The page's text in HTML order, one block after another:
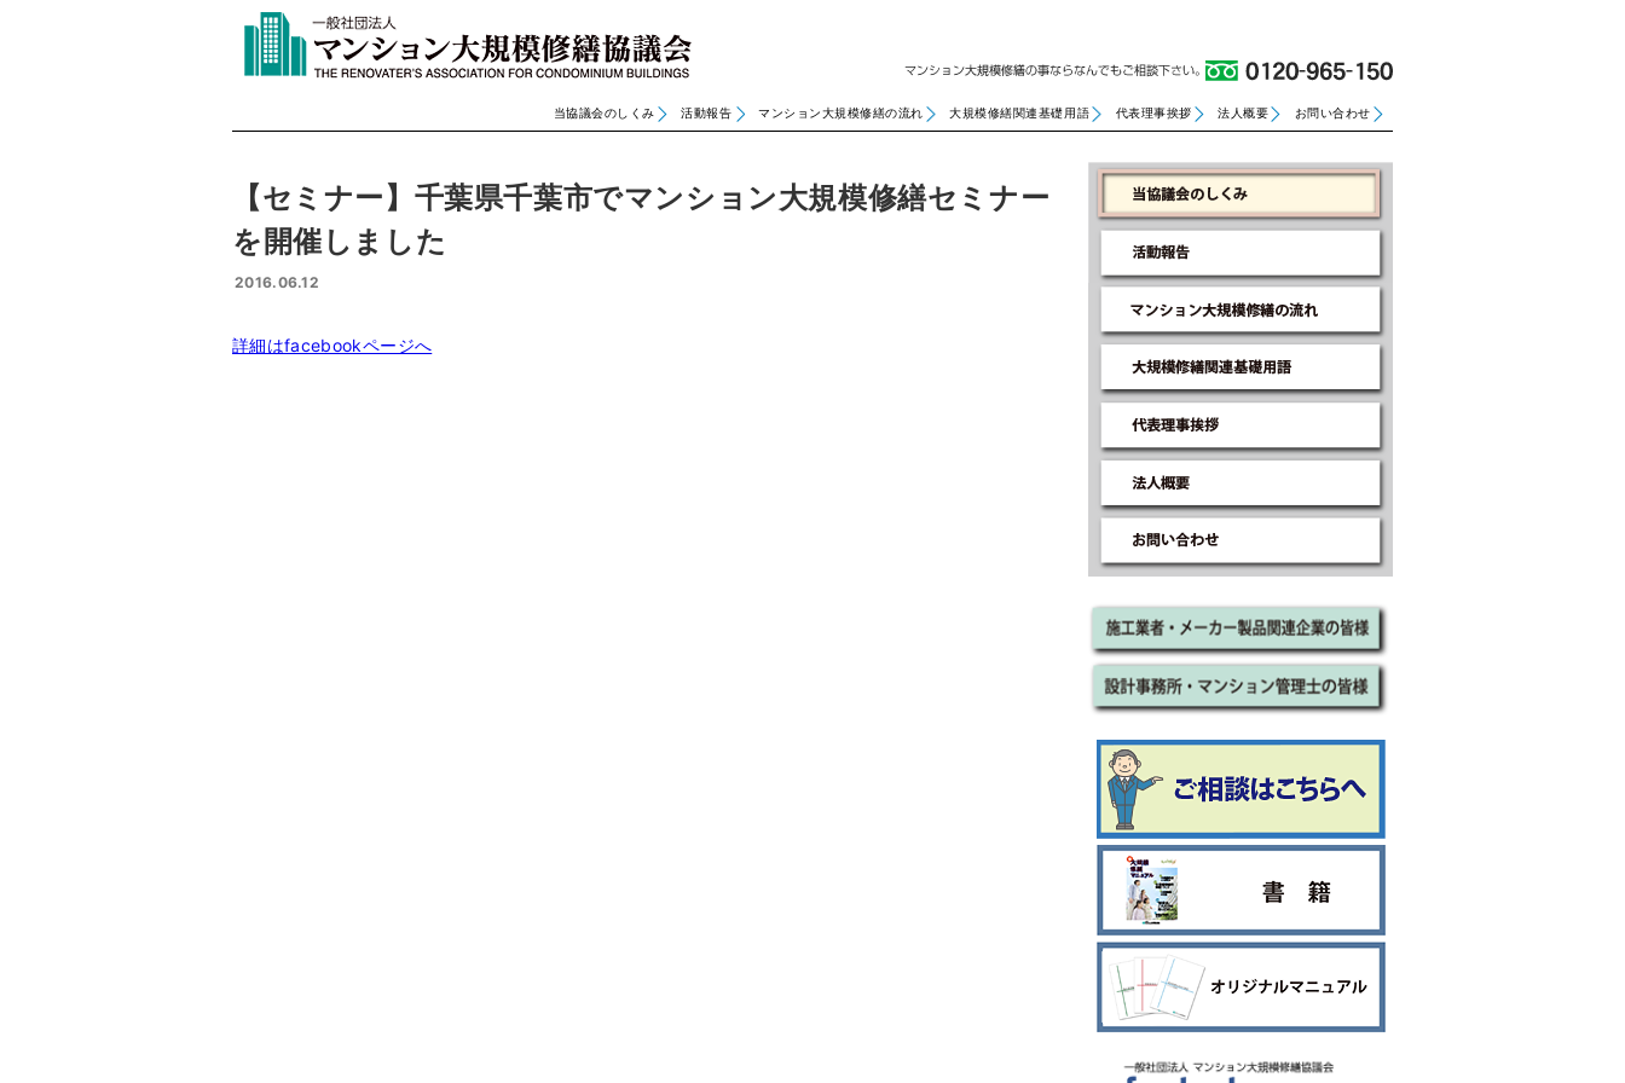
当協議会のしくみ 活動報告 マンション大規模修繕の流れ 大規模修繕関連基礎用語 代表理事挨拶 法人概要 お問い合わせ
【セミナー】千葉県千葉市でマンション大規模修繕セミナー
を開催しました
2016.06.12
詳細はfacebookページへ